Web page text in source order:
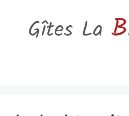
contenu